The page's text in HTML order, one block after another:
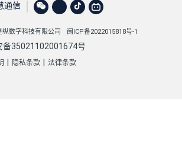
通信
数字科技有限公司 闽ICP备2022015818号-1
备35021102001674号
隐私条款 法律条款